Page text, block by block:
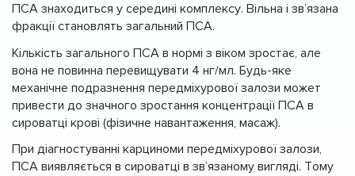
ПСА знаходиться у середині комплексу. Вільна і зв’язана
фракції становлять загальний ПСА.
Кількість загального ПСА в нормі з віком зростає, але
вона не повинна перевищувати 4 нг/мл. Будь-яке
механічне подразнення передміхурової залози может
привести до значного зростання концентрації ПСА в
сироватці крові (фізичне навантаження, масаж).
При діагностуванні карциноми передміхурової залози,
ПСА виявляється в сироватці в зв’язаному вигляді. Тому